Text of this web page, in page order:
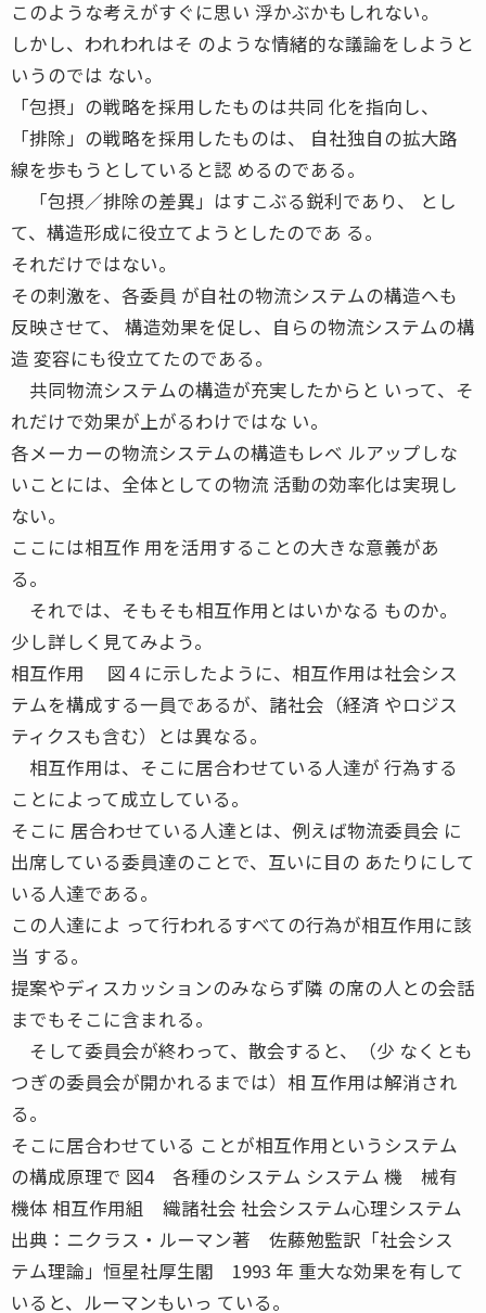
このような考えがすぐに思い 浮かぶかもしれない。
しかし、われわれはそ のような情緒的な議論をしようと
いうのでは ない。
「包摂」の戦略を採用したものは共同 化を指向し、
「排除」の戦略を採用したものは、 自社独自の拡大路
線を歩もうとしていると認 めるのである。
「包摂／排除の差異」はすこぶる鋭利であり、 とし
て、構造形成に役立てようとしたのであ る。
それだけではない。
その刺激を、各委員 が自社の物流システムの構造へも
反映させて、 構造効果を促し、自らの物流システムの構
造 変容にも役立てたのである。
共同物流システムの構造が充実したからと いって、そ
れだけで効果が上がるわけではな い。
各メーカーの物流システムの構造もレベ ルアップしな
いことには、全体としての物流 活動の効率化は実現し
ない。
ここには相互作 用を活用することの大きな意義があ
る。
それでは、そもそも相互作用とはいかなる ものか。
少し詳しく見てみよう。
相互作用 図４に示したように、相互作用は社会シス
テムを構成する一員であるが、諸社会（経済 やロジス
ティクスも含む）とは異なる。
相互作用は、そこに居合わせている人達が 行為する
ことによって成立している。
そこに 居合わせている人達とは、例えば物流委員会 に
出席している委員達のことで、互いに目の あたりにして
いる人達である。
この人達によ って行われるすべての行為が相互作用に該
当 する。
提案やディスカッションのみならず隣 の席の人との会話
までもそこに含まれる。
そして委員会が終わって、散会すると、（少 なくとも
つぎの委員会が開かれるまでは）相 互作用は解消され
る。
そこに居合わせている ことが相互作用というシステム
の構成原理で 図4 各種のシステム システム 機 械有
機体 相互作用組 織諸社会 社会システム心理システム
出典：ニクラス・ルーマン著 佐藤勉監訳「社会シス
テム理論」恒星社厚生閣 1993 年 重大な効果を有して
いると、ルーマンもいっ ている。